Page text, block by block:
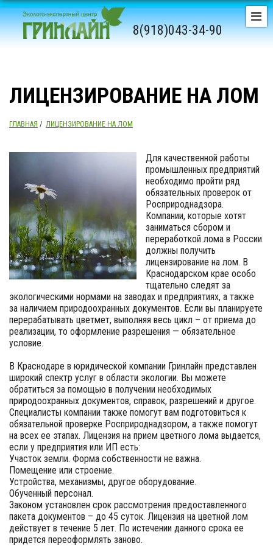
8(918)043-34-90
ЛИЦЕНЗИРОВАНИЕ НА ЛОМ
ГЛАВНАЯ / ЛИЦЕНЗИРОВАНИЕ НА ЛОМ
Для качественной работы
промышленных предприятий
необходимо пройти ряд
обязательных проверок от
Росприроднадзора.
Компании, которые хотят
заниматься сбором и
переработкой лома в России
должны получить
лицензирование на лом. В
Краснодарском крае особо
тщательно следят за
экологическими нормами на заводах и предприятиях, а также
за наличием природоохранных документов. Если вы планируете
перерабатывать цветмет, выполняя весь цикл – от приема до
реализации, то оформление разрешения — обязательное
условие.
В Краснодаре в юридической компании Гринлайн представлен
широкий спектр услуг в области экологии. Вы можете
обратиться за помощью в получении необходимых
природоохранных документов, справок, разрешений и другое.
Специалисты компании также помогут вам подготовиться к
обязательной проверке Росприроднадзором, а также помогут
на всех ее этапах. Лицензия на прием цветного лома выдается,
если у предприятия или ИП есть:
Участок земли. Форма собственности не важна.
Помещение или строение.
Устройства, механизмы, другое оборудование.
Обученный персонал.
Законом установлен срок рассмотрения предоставленного
пакета документов – до 45 суток. Лицензия на цветной лом
действует в течение 5 лет. По истечении данного срока ее
придется переоформлять заново.